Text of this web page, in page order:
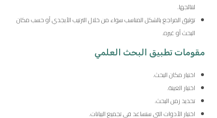
لنتائجها.
توثيق المراجع بالشكل المناسب سواء من خلال الترتيب الأبجدي أو حسب مكان
البحث أو غيره.
مقومات تطبيق البحث العلمي
اختيار مكان البحث.
اختيار العينة.
تحديد زمن البحث.
اختيار الأدوات التي ستساعد في تجميع البيانات.